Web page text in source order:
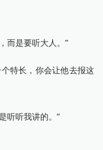
是要听大人。”
特长，你会让他去报这
听听我讲的。”